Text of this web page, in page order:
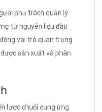
phụ trách quản lý
từ nguyên liệu đầu
vai trò quan trọng
sản xuất và phân
lược chuỗi cung ứng.